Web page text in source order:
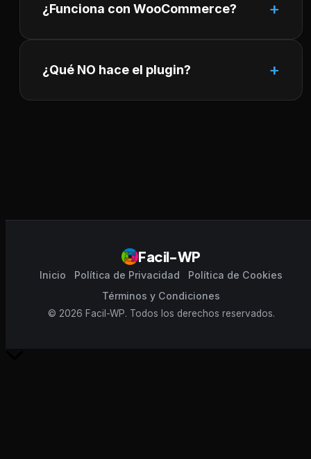
¿Funciona con WooCommerce?
¿Qué NO hace el plugin?
Facil-WP
Inicio Política de Privacidad
Política de Cookies
Términos y Condiciones
© 2026 Facil-WP. Todos los derechos reservados.